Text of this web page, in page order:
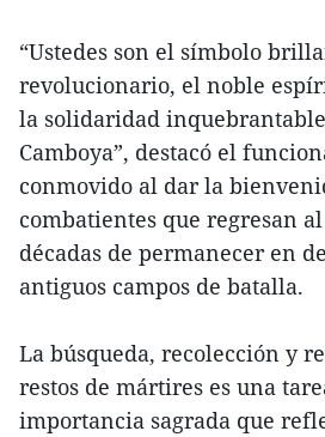
“Ustedes son el símbolo
revolucionario, el noble
la solidaridad
Camboya”, destacó el
conmovido al dar la
combatientes que regresan
décadas de permanecer en
antiguos campos de batalla.
La búsqueda, recolección y
restos de mártires es una
importancia sagrada que